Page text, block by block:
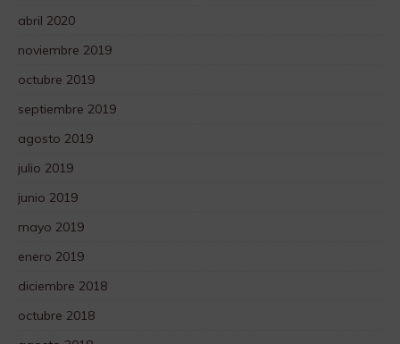
abril 2020
noviembre 2019
octubre 2019
septiembre 2019
agosto 2019
julio 2019
junio 2019
mayo 2019
enero 2019
diciembre 2018
octubre 2018